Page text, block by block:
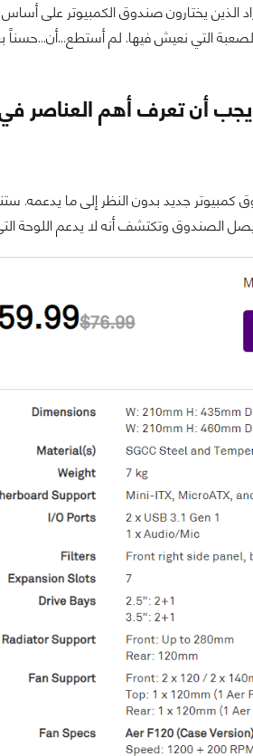
يختارون صندوق الكمبيوتر على أساس
التي نعيش فيها. لم أستطع...أن...حسناً
أن تعرف أهم العناصر
جديد بدون النظر إلى ما يدعمه.
الصندوق وتكتشف أنه لا يدعم